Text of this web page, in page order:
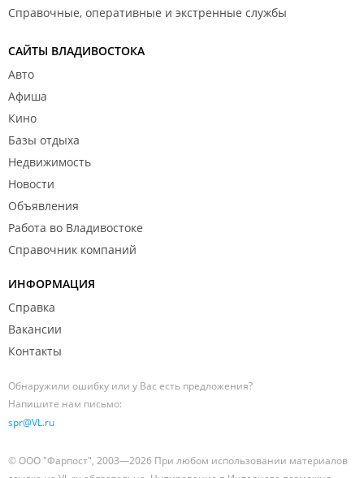
Справочные, оперативные и экстренные службы
САЙТЫ ВЛАДИВОСТОКА
Авто
Афиша
Кино
Базы отдыха
Недвижимость
Новости
Объявления
Работа во Владивостоке
Справочник компаний
ИНФОРМАЦИЯ
Справка
Вакансии
Контакты
Обнаружили ошибку или у Вас есть предложения?
Напишите нам письмо:
spr@VL.ru
© ООО "Фарпост", 2003—2026 При любом использовании материалов